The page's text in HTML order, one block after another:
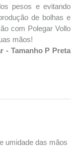
pesos e evitando
de bolhas e
com Polegar Vollo
mãos!
- Tamanho P Preta
umidade das mãos